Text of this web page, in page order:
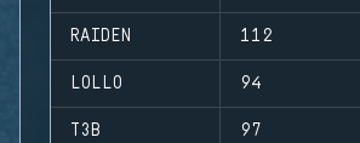
RAIDEN 112
LOLLO 94
T3B 97